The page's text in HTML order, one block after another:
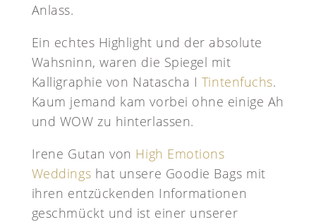
Anlass.
Ein echtes Highlight und der absolute
Wahsninn, waren die Spiegel mit
Kalligraphie von Natascha I Tintenfuchs.
Kaum jemand kam vorbei ohne einige Ah
und WOW zu hinterlassen.
Irene Gutan von High Emotions
Weddings hat unsere Goodie Bags mit
ihren entzückenden Informationen
geschmückt und ist einer unserer